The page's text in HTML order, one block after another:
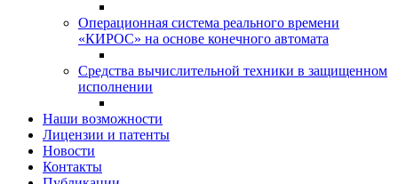
Операционная система реального времени
«КИРОС» на основе конечного автомата
Средства вычислительной техники в защищенном
исполнении
Наши возможности
Лицензии и патенты
Новости
Контакты